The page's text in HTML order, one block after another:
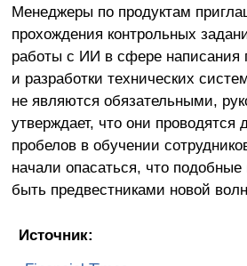
Менеджеры по продуктам
прохождения контрольных
работы с ИИ в сфере написания
и разработки технических
не являются обязательными,
утверждает, что они проводятся
пробелов в обучении
начали опасаться, что подобные
быть предвестниками новой
Источник: